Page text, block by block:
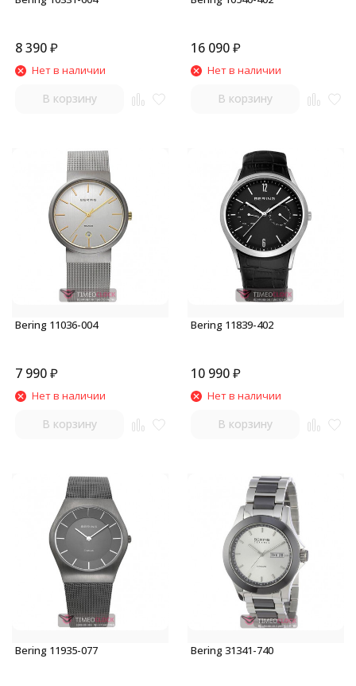
8 390₽
Нет в наличии
В корзину
16 090₽
Нет в наличии
В корзину
Bering 11036-004
7 990₽
Нет в наличии
В корзину
Bering 11839-402
10 990₽
Нет в наличии
В корзину
Bering 11935-077 Bering 31341-740